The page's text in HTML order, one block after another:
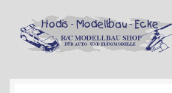
Zur
Navigation
springen
Zum
Inhalt
springen